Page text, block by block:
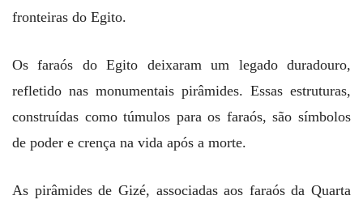
fronteiras do Egito.
Os faraós do Egito deixaram um legado duradouro,
refletido nas monumentais pirâmides. Essas estruturas,
construídas como túmulos para os faraós, são símbolos
de poder e crença na vida após a morte.
As pirâmides de Gizé, associadas aos faraós da Quarta